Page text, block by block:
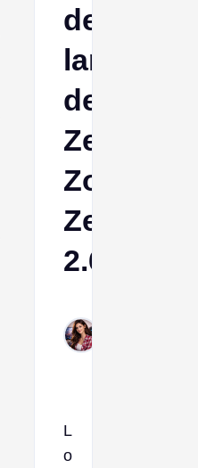
de
de
Zenless
Zone
Zero
2.6
L
o